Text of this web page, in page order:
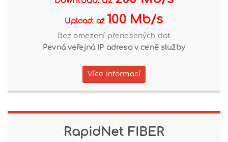
Upload: až 100 Mb/s
Bez omezení přenesených dat
Pevná veřejná IP adresa v ceně služby
Více informací
RapidNet FIBER